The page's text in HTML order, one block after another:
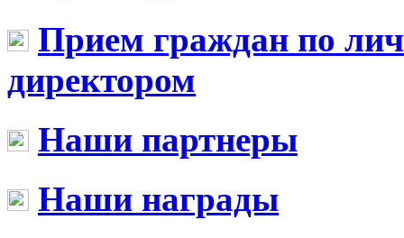
Прием граждан по
директором
Наши партнеры
Наши награды